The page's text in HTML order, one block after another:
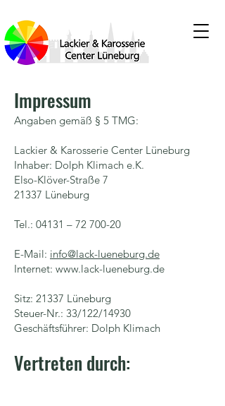
Impressum
Angaben gemäß § 5 TMG:
Lackier & Karosserie Center Lüneburg
Inhaber: Dolph Klimach e.K.
Elso-Klöver-Straße 7
21337 Lüneburg
Tel.: 04131 – 72 700-20
E-Mail: info@lack-lueneburg.de
Internet: www.lack-lueneburg.de
Sitz: 21337 Lüneburg
Steuer-Nr.: 33/122/14930
Geschäftsführer: Dolph Klimach
Vertreten durch: